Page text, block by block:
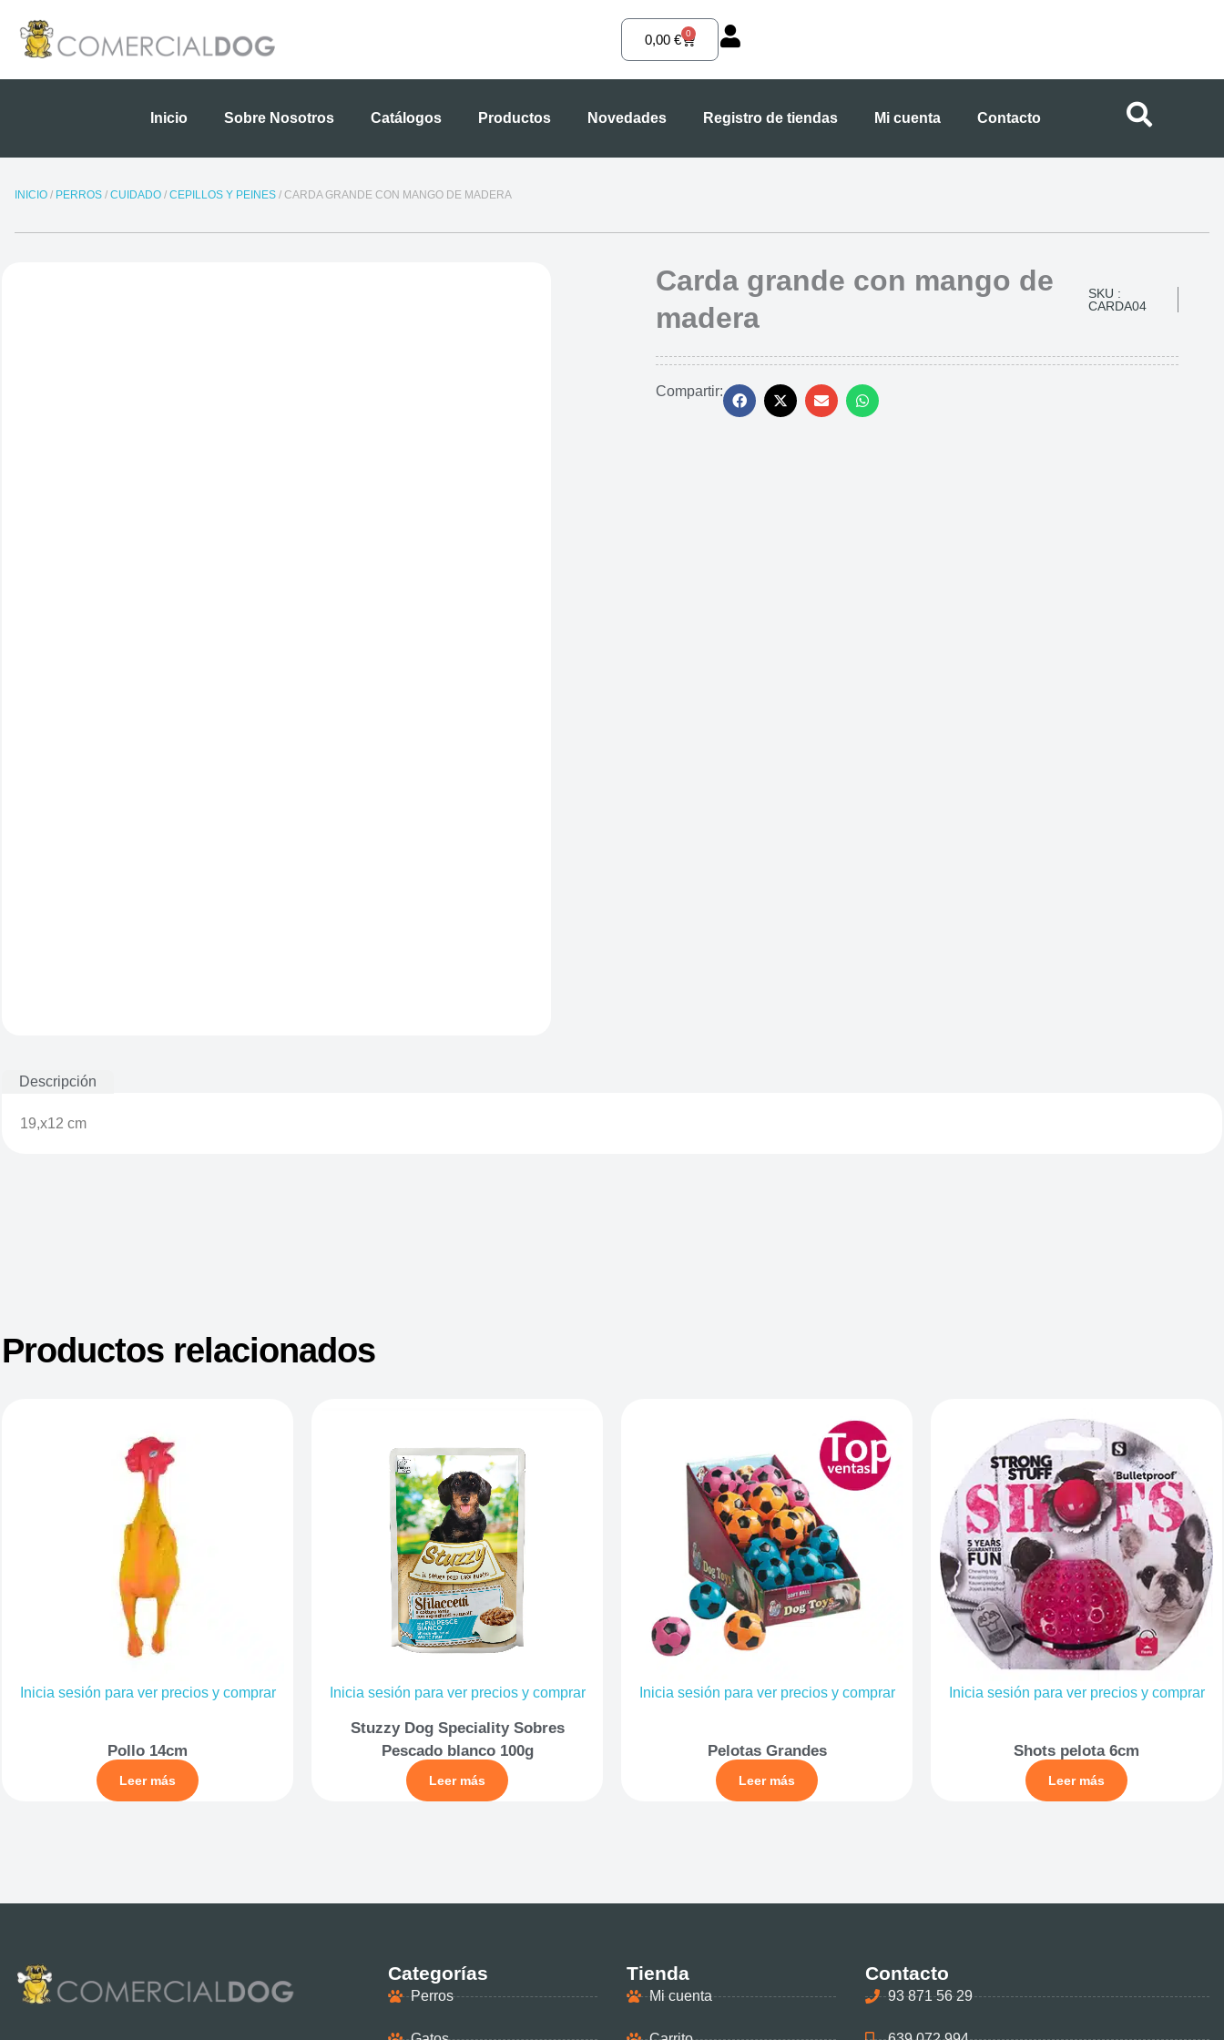
contenido
0,00 € 0
Carrito
Inicio Sobre Nosotros Catálogos Productos Novedades Registro de tiendas Mi cuenta Contacto
INICIO / PERROS / CUIDADO / CEPILLOS Y PEINES / CARDA GRANDE CON MANGO DE MADERA
Carda grande con mango de
madera
SKU :
CARDA04
Compartir:
Descripción
19,x12 cm
Productos relacionados
Inicia sesión para ver precios y comprar
Pollo 14cm
Leer más
Inicia sesión para ver precios y comprar
Stuzzy Dog Speciality Sobres
Pescado blanco 100g
Leer más
Inicia sesión para ver precios y comprar
Pelotas Grandes
Leer más
Inicia sesión para ver precios y comprar
Shots pelota 6cm
Leer más
Categorías
Perros
Tienda
Mi cuenta
Contacto
93 871 56 29